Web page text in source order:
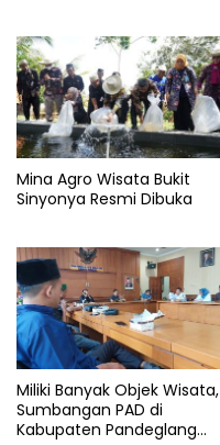
Mina Agro Wisata Bukit
Sinyonya Resmi Dibuka
Miliki Banyak Objek Wisata,
Sumbangan PAD di
Kabupaten Pandeglang